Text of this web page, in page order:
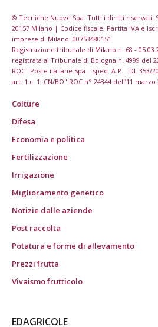
© Tecniche Nuove Spa. Tutti i diritti riservati.
20157 Milano | Codice fiscale, Partita IVA e
imprese di Milano: 00753480151
Registrazione tribunale di Milano n. 68 -
registrata al Tribunale di Bologna n. 4999 del
ROC "Poste italiane Spa – sped. A.P. - DL 353/
art. 1 c. 1: CN/BO" ROC n° 24344 dell’11 marzo
Colture
Difesa
Economia e politica
Fertilizzazione
Irrigazione
Miglioramento genetico
Notizie dalle aziende
Post raccolta
Potatura e forme di allevamento
Prezzi frutta
Vivaismo frutticolo
EDAGRICOLE